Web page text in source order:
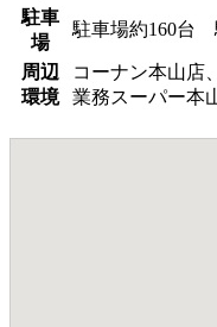
駐車
場
駐車場約160台
周辺
環境
コーナン本山店
業務スーパー本